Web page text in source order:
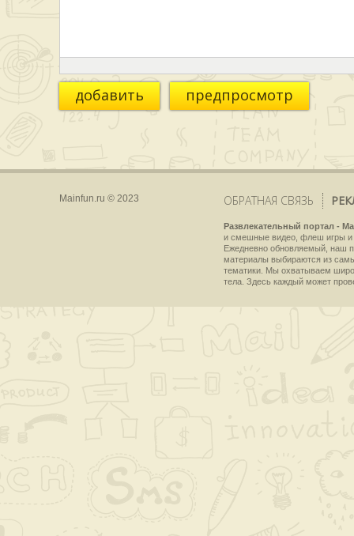
добавить предпросмотр
Mainfun.ru © 2023 ОБРАТНАЯ СВЯЗЬ
Развлекательный портал -
и смешные видео, флеш игры и
Ежедневно обновляемый, наш
материалы выбираются из
тематики. Мы охватываем
тела. Здесь каждый может